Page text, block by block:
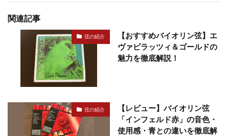
関連記事
弦の紹介
【おすすめバイオリン弦】エ
ヴァピラッツィ＆ゴールドの
魅力を徹底解説！
弦の紹介
【レビュー】バイオリン弦
「インフェルド赤」の音色・
使用感・青との違いを徹底解